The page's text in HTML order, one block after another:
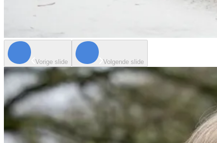
Vorige slide Volgende slide